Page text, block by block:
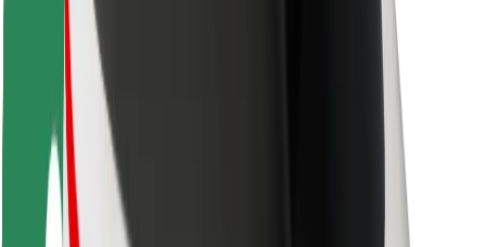
Безпека пасажирів
Безпека водіїв
Безпека електросамокатів
Лабораторія безпеки
Міста
Розташування